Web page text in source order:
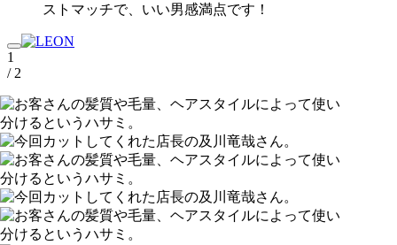
ストマッチで、いい男感満点です！
1
/ 2